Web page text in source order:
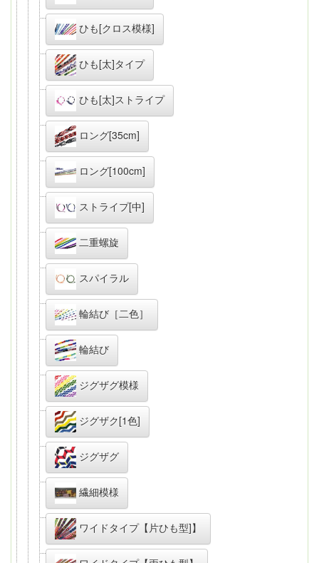
ひも[クロス模様]
ひも[太]タイプ
ひも[太]ストライプ
ロング[35cm]
ロング[100cm]
ストライプ[中]
二重螺旋
スパイラル
輪結び［二色］
輪結び
ジグザグ模様
ジグザク[1色]
ジグザグ
繊細模様
ワイドタイプ【片ひも型]】